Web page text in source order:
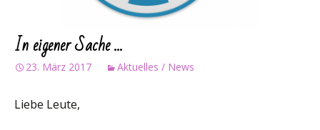
In eigener Sache …
23. März 2017 Aktuelles / News
Liebe Leute,